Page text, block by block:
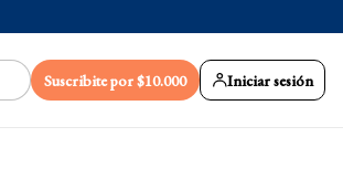
Suscribite por $10.000 Iniciar sesión